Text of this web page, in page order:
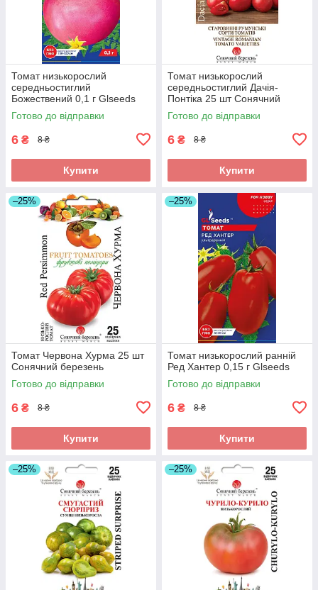
Томат низькорослий
середньостиглий
Божествений 0,1 г Glseeds
Готово до відправки
6 ₴ 8 ₴
Купити
Томат низькорослий
середньостиглий Дачія-
Понтіка 25 шт Сонячний
березень
Готово до відправки
6 ₴ 8 ₴
Купити
–25%
Томат Червона Хурма 25 шт
Сонячний березень
Готово до відправки
6 ₴ 8 ₴
Купити
–25%
Томат низькорослий ранній
Ред Хантер 0,15 г Glseeds
Готово до відправки
6 ₴ 8 ₴
Купити
–25% –25%